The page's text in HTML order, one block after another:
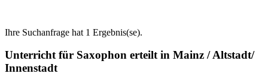
Ihre Suchanfrage hat 1 Ergebnis(se).
Unterricht für Saxophon erteilt in Mainz / Altstadt/
Innenstadt